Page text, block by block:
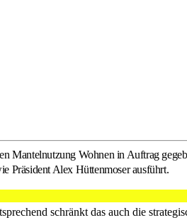
Mantelnutzung Wohnen in Auftrag
Präsident Alex Hüttenmoser ausführt.
schränkt das auch die